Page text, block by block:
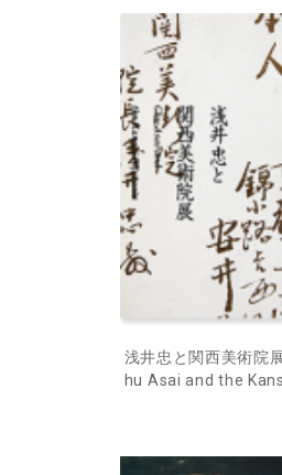
浅井忠と関西美術院
hu Asai and the